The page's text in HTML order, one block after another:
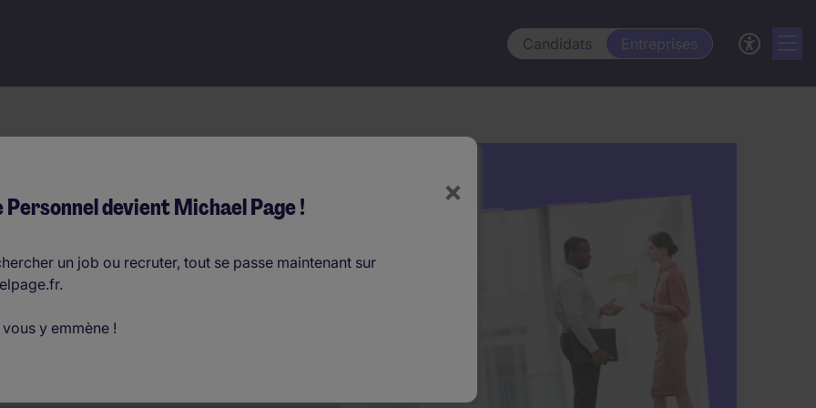
Candidats Entreprises
healthcare et life sciences,
pour vos enjeux. CDI,
×
Personnel devient Michael Page !
un job ou recruter, tout se passe maintenant sur
y emmène !